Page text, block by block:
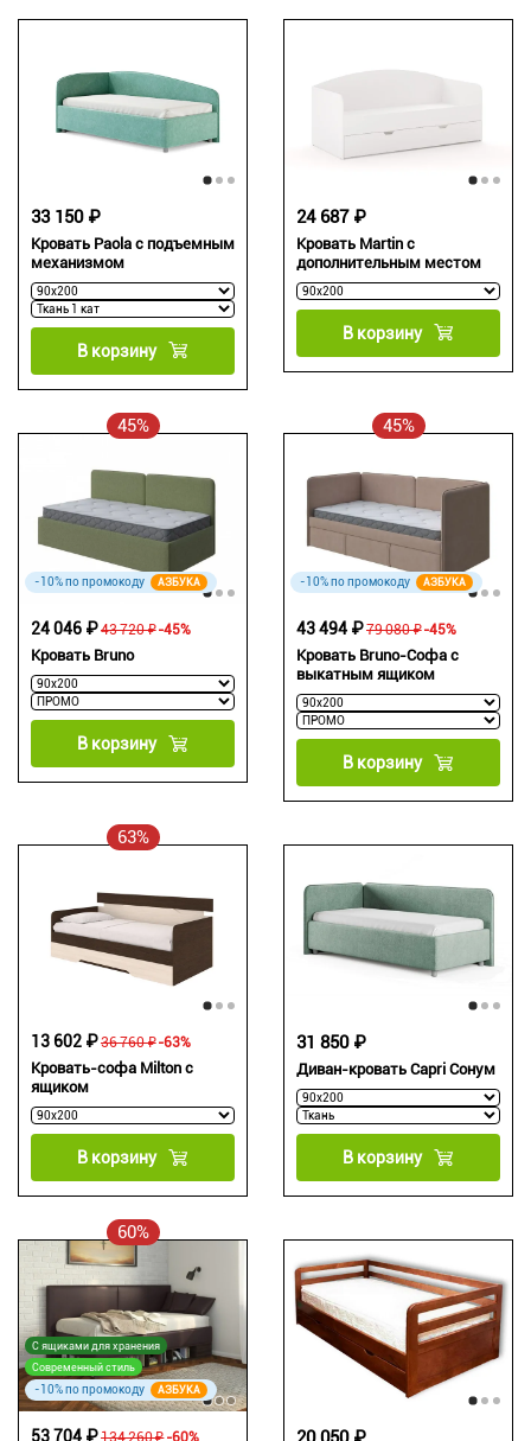
Кровать Paola с подъемным
механизмом
33 150 ₽
В корзину
Кровать Martin с
дополнительным местом
24 687 ₽
В корзину
45%
-10% по промокоду АЗБУКА
Кровать Bruno
43 720 ₽
24 046 ₽ -45%
В корзину
45%
-10% по промокоду АЗБУКА
Кровать Bruno-Софа c
выкатным ящиком
79 080 ₽
43 494 ₽ -45%
В корзину
63%
Кровать-софа Milton с
ящиком
36 760 ₽
13 602 ₽ -63%
В корзину
Диван-кровать Capri Сонум
31 850 ₽
В корзину
60%
С ящиками для хранения
Современный стиль
-10% по промокоду АЗБУКА
53 704 ₽